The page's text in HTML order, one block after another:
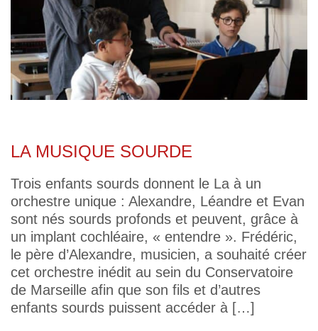
LA MUSIQUE SOURDE
Trois enfants sourds donnent le La à un
orchestre unique : Alexandre, Léandre et Evan
sont nés sourds profonds et peuvent, grâce à
un implant cochléaire, « entendre ». Frédéric,
le père d’Alexandre, musicien, a souhaité créer
cet orchestre inédit au sein du Conservatoire
de Marseille afin que son fils et d’autres
enfants sourds puissent accéder à […]